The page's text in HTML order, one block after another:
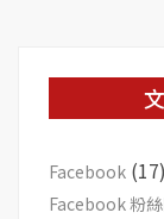
Facebook (17)
Facebook 粉